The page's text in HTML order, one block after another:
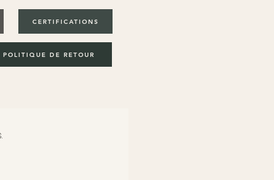
CERTIFICATIONS
POLITIQUE DE RETOUR